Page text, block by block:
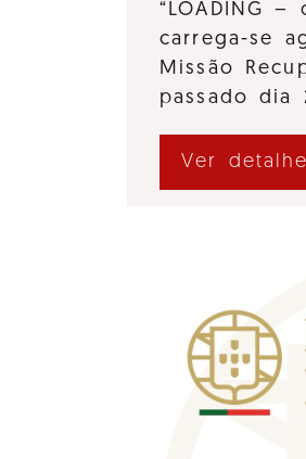
“LOADING
carrega-se
Missão
passado dia
Ver